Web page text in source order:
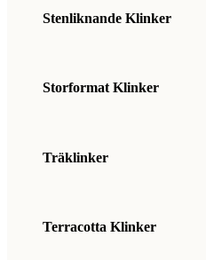
Stenliknande Klinker
Storformat Klinker
Träklinker
Terracotta Klinker